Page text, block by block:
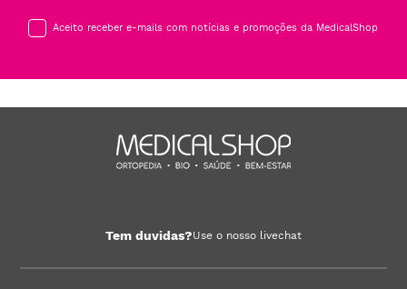
Aceito receber e-mails com notícias e promoções da MedicalShop
Tem duvidas?Use o nosso livechat